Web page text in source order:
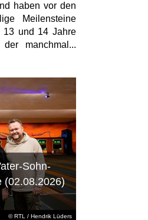
haben vor den
Meilensteine
13 und 14 Jahre
manchmal...
© RTL/ Hendrik Lüders
Sohn-
(02.08.2026)